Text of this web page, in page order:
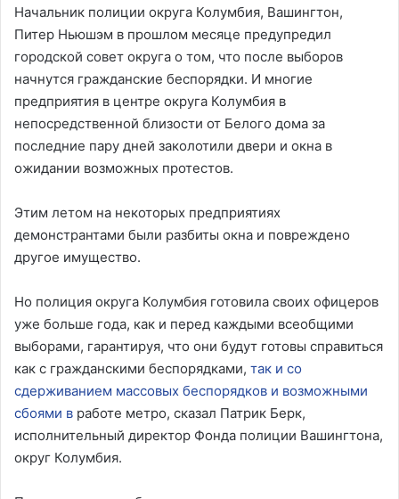
Начальник полиции округа Колумбия, Вашингтон,
Питер Ньюшэм в прошлом месяце предупредил
городской совет округа о том, что после выборов
начнутся гражданские беспорядки. И многие
предприятия в центре округа Колумбия в
непосредственной близости от Белого дома за
последние пару дней заколотили двери и окна в
ожидании возможных протестов.
Этим летом на некоторых предприятиях
демонстрантами были разбиты окна и повреждено
другое имущество.
Но полиция округа Колумбия готовила своих офицеров
уже больше года, как и перед каждыми всеобщими
выборами, гарантируя, что они будут готовы справиться
как с гражданскими беспорядками, так и со
сдерживанием массовых беспорядков и возможными
сбоями в работе метро, ​​сказал Патрик Берк,
исполнительный директор Фонда полиции Вашингтона,
округ Колумбия.